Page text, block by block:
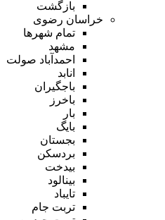
بازگشت
خراسان رضوی
تمام شهر‌ها
مشهد
احمدآباد صولت
انابد
باجگیران
باخرز
بار
بایگ
بجستان
بردسکن
بیدخت
بینالود
تایباد
تربت جام